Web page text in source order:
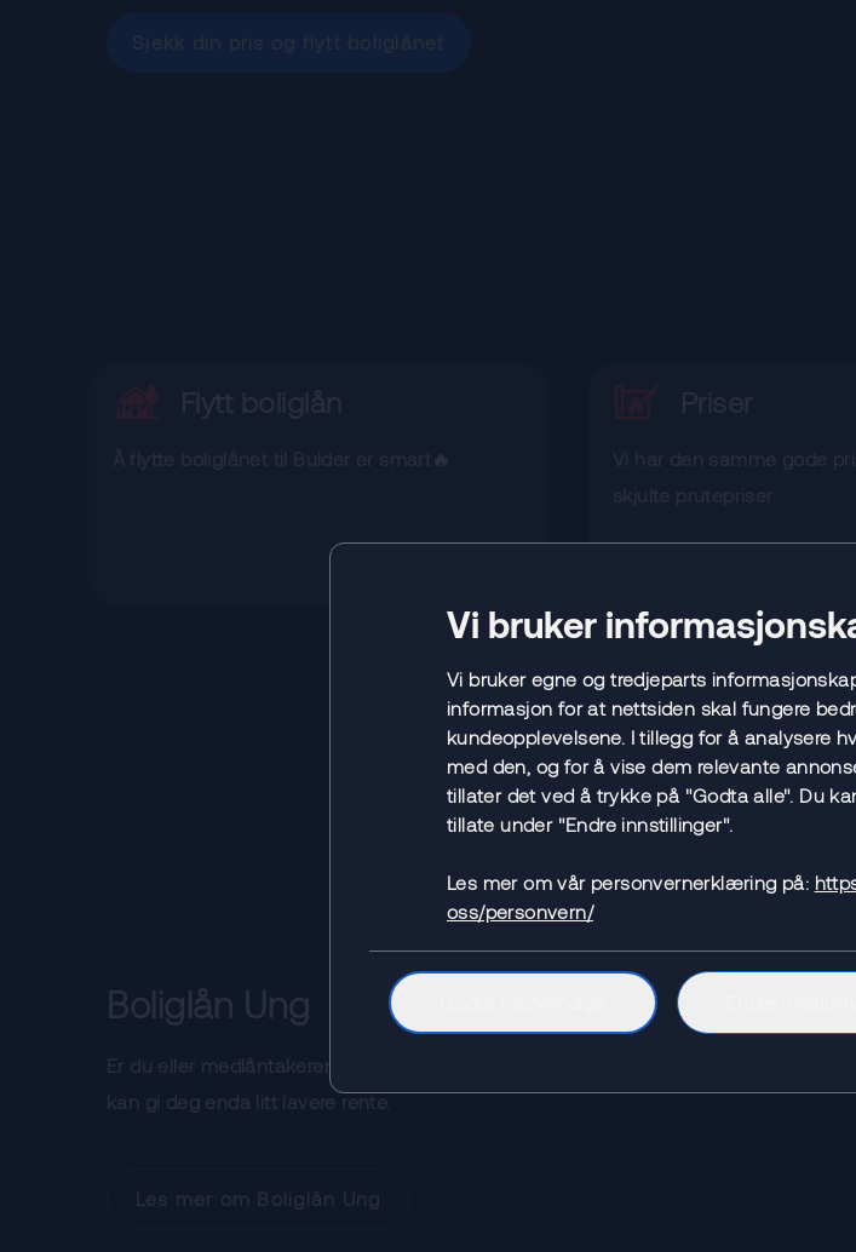
Boliglån Ung
Er du eller medlåntakeren din under 35 år, kan dere få Boliglån Ung. Det
kan gi deg enda litt lavere rente.
Les mer om Boliglån Ung
Vi bruker
Vi bruker egne og tredjeparts
informasjon for at nettsiden skal fungere
kundeopplevelsene. I tillegg for å analysere
med den, og for å vise dem relevante
tillater det ved å trykke på "Godta alle". Du
tillate under "Endre innstillinger".
Les mer om vår personvernerklæring på:
oss/personvern/